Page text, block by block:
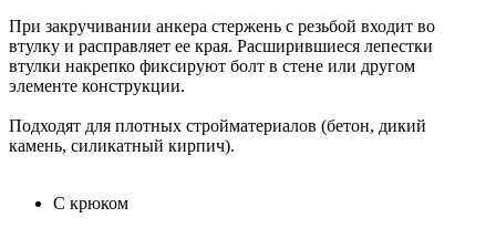
При закручивании анкера стержень с резьбой входит во
втулку и расправляет ее края. Расширившиеся лепестки
втулки накрепко фиксируют болт в стене или другом
элементе конструкции.
Подходят для плотных стройматериалов (бетон, дикий
камень, силикатный кирпич).
С крюком